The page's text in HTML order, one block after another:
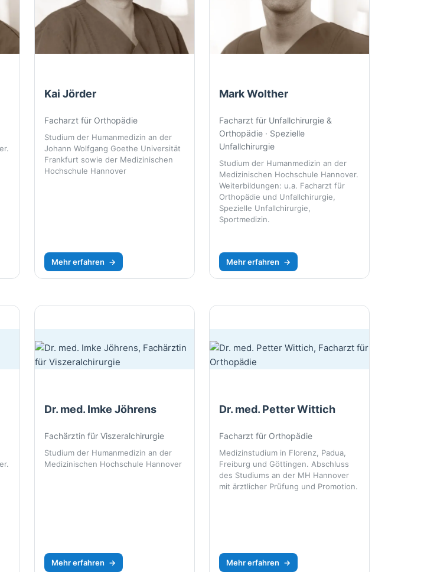
Kai Jörder
Facharzt für Orthopädie
Studium der Humanmedizin an der
Johann Wolfgang Goethe Universität
Frankfurt sowie der Medizinischen
Hochschule Hannover
Mehr erfahren →
Mark Wolther
Facharzt für Unfallchirurgie &
Orthopädie · Spezielle
Unfallchirurgie
Studium der Humanmedizin an der
Medizinischen Hochschule Hannover.
Weiterbildungen: u.a. Facharzt für
Orthopädie und Unfallchirurgie,
Spezielle Unfallchirurgie,
Sportmedizin.
Mehr erfahren →
Dr. med. Imke Jöhrens
Fachärztin für Viszeralchirurgie
Studium der Humanmedizin an der
Medizinischen Hochschule Hannover
Mehr erfahren →
Dr. med. Petter Wittich
Facharzt für Orthopädie
Medizinstudium in Florenz, Padua,
Freiburg und Göttingen. Abschluss
des Studiums an der MH Hannover
mit ärztlicher Prüfung und Promotion.
Mehr erfahren →